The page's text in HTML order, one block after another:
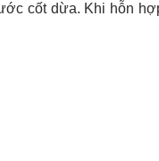
cốt dừa. Khi hỗn